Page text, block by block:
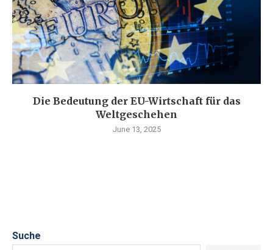
Die Bedeutung der EU-Wirtschaft für das
Weltgeschehen
June 13, 2025
Suche